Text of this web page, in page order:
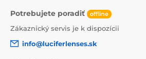
Potrebujete poradiť offline
Zákaznický servis je k dispozícii
info@luciferlenses.sk